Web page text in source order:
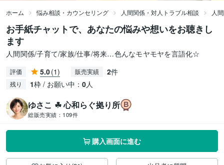
ホーム 悩み相談・カウンセリング 人間関係・対人トラブル相談 人
お手紙チャットで、あなたの悩みや想いをお聴きし
ます
人間関係/子育て/家族/仕事/将来…色んなモヤモヤを言語化☆
評価 5.0(1) 販売実績 2件
残り 1枠 / お願い中： 0人
ゆさこ ☘ 心和らぐ拠り所
総販売実績： 109件
購入画面に進む